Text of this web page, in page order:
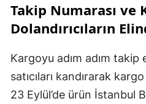
Takip Numarası ve
Dolandırıcıların
Kargoyu adım adım takip
satıcıları kandırarak
23 Eylül’de ürün İstanbul